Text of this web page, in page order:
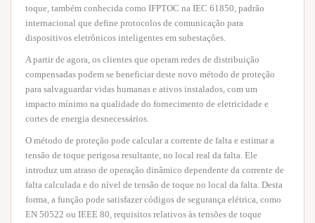
toque, também conhecida como IFPTOC na IEC 61850, padrão
internacional que define protocolos de comunicação para
dispositivos eletrônicos inteligentes em subestações.
A partir de agora, os clientes que operam redes de distribuição
compensadas podem se beneficiar deste novo método de proteção
para salvaguardar vidas humanas e ativos instalados, com um
impacto mínimo na qualidade do fornecimento de eletricidade e
cortes de energia desnecessários.
O método de proteção pode calcular a corrente de falta e estimar a
tensão de toque perigosa resultante, no local real da falta. Ele
introduz um atraso de operação dinâmico dependente da corrente de
falta calculada e do nível de tensão de toque no local da falta. Desta
forma, a função pode satisfazer códigos de segurança elétrica, como
EN 50522 ou IEEE 80, requisitos relativos às tensões de toque